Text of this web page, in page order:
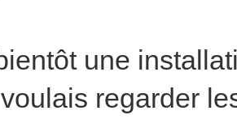
une
regarder